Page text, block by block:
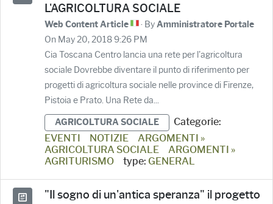
L'AGRICOLTURA SOCIALE
Web Content Article · ByAmministratore Portale
On May 20, 2018 9:26 PM
Cia Toscana Centro lancia una rete per l'agricoltura
sociale Dovrebbe diventare il punto di riferimento per
progetti di agricoltura sociale nelle province di Firenze,
Pistoia e Prato. Una Rete da...
AGRICOLTURA SOCIALE
Categorie:
EVENTI
NOTIZIE
ARGOMENTI »
AGRICOLTURA SOCIALE
ARGOMENTI »
AGRITURISMO
type: GENERAL
"Il sogno di un'antica speranza" il progetto